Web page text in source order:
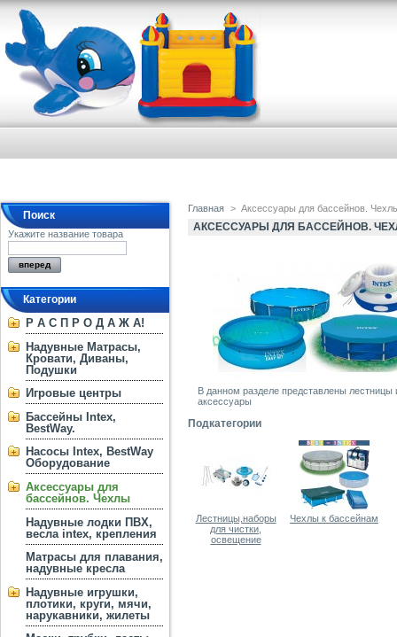
Поиск
Укажите название товара
Категории
Р А С П Р О Д А Ж А!
Надувные Матрасы,
Кровати, Диваны,
Подушки
Игровые центры
Бассейны Intex,
BestWay.
Насосы Intex, BestWay
Оборудование
Аксессуары для
бассейнов. Чехлы
Надувные лодки ПВХ,
весла intex, крепления
Матрасы для плавания,
надувные кресла
Надувные игрушки,
плотики, круги, мячи,
нарукавники, жилеты
Главная > Аксессуары для бассейнов.
АКСЕССУАРЫ ДЛЯ БАССЕЙНОВ.
В данном разделе представлены
аксессуары
Подкатегории
Лестницы,наборы
для чистки,
освещение
Чехлы к бассейнам